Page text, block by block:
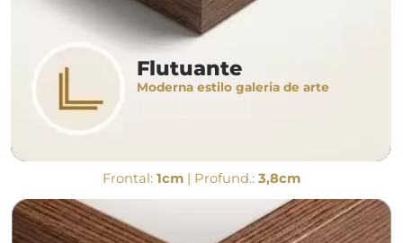
Flutuante
Moderna estilo galeria de arte
Frontal: 1cm | Profund.: 3,8cm